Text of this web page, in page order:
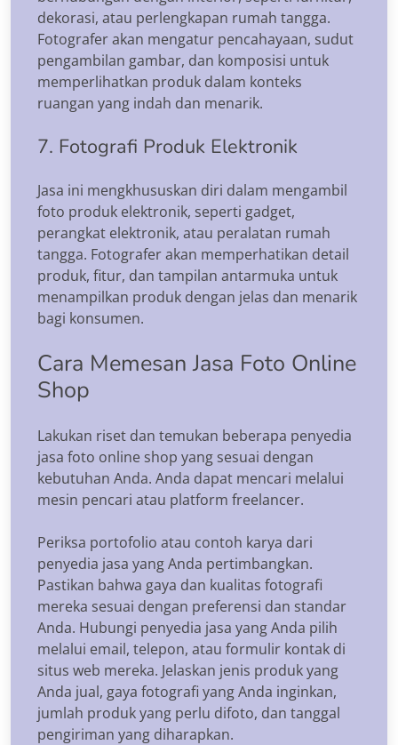
dekorasi, atau perlengkapan rumah tangga.
Fotografer akan mengatur pencahayaan, sudut
pengambilan gambar, dan komposisi untuk
memperlihatkan produk dalam konteks
ruangan yang indah dan menarik.
7. Fotografi Produk Elektronik
Jasa ini mengkhususkan diri dalam mengambil
foto produk elektronik, seperti gadget,
perangkat elektronik, atau peralatan rumah
tangga. Fotografer akan memperhatikan detail
produk, fitur, dan tampilan antarmuka untuk
menampilkan produk dengan jelas dan menarik
bagi konsumen.
Cara Memesan Jasa Foto Online
Shop
Lakukan riset dan temukan beberapa penyedia
jasa foto online shop yang sesuai dengan
kebutuhan Anda. Anda dapat mencari melalui
mesin pencari atau platform freelancer.
Periksa portofolio atau contoh karya dari
penyedia jasa yang Anda pertimbangkan.
Pastikan bahwa gaya dan kualitas fotografi
mereka sesuai dengan preferensi dan standar
Anda. Hubungi penyedia jasa yang Anda pilih
melalui email, telepon, atau formulir kontak di
situs web mereka. Jelaskan jenis produk yang
Anda jual, gaya fotografi yang Anda inginkan,
jumlah produk yang perlu difoto, dan tanggal
pengiriman yang diharapkan.